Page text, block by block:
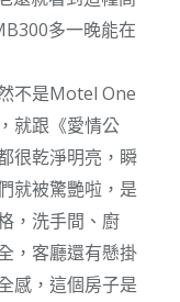
多一晚能在
不是Motel One
就跟《愛情公
很乾淨明亮，瞬
就被驚艷啦，是
，洗手間、廚
，客廳還有懸掛
感，這個房子是